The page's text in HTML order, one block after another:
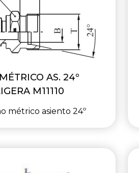
AS. 24º
M11110
métrico asiento 24º